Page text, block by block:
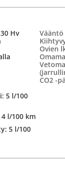
Hv Vääntö
Ovien
CO2 -
5 l/100
l/100 km
5 l/100